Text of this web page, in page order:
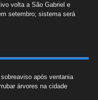
volta a São Gabriel e
setembro; sistema será
após ventania
árvores na cidade